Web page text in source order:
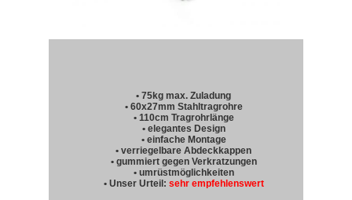
• 75kg max. Zuladung
• 60x27mm Stahltragrohre
• 110cm Tragrohrlänge
• elegantes Design
• einfache Montage
• verriegelbare Abdeckkappen
• gummiert gegen Verkratzungen
• umrüstmöglichkeiten
• Unser Urteil: sehr empfehlenswert